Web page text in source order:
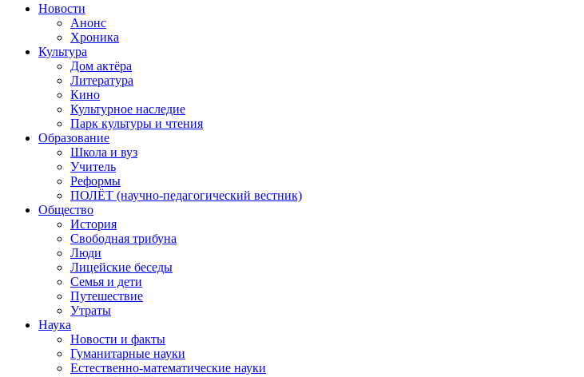
Новости
Анонс
Хроника
Культура
Дом актёра
Литература
Кино
Культурное наследие
Парк культуры и чтения
Образование
Школа и вуз
Учитель
Реформы
ПОЛЁТ (научно-педагогический вестник)
Общество
История
Свободная трибуна
Люди
Лицейские беседы
Семья и дети
Путешествие
Утраты
Наука
Новости и факты
Гуманитарные науки
Естественно-математические науки